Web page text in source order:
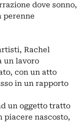
dove sonno,
perenne
Rachel
un lavoro
con un atto
in un rapporto
un oggetto tratto
piacere nascosto,